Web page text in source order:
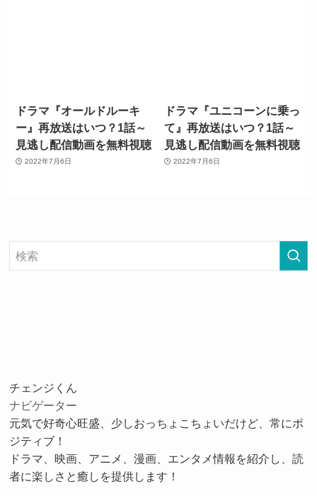
ドラマ『オールドルーキ
ー』再放送はいつ？1話～
見逃し配信動画を無料視聴
2022年7月6日
ドラマ『ユニコーンに乗っ
て』再放送はいつ？1話～
見逃し配信動画を無料視聴
2022年7月6日
チェンジくん
ナビゲーター
元気で好奇心旺盛、少しおっちょこちょいだけど、常にポ
ジティブ！
ドラマ、映画、アニメ、漫画、エンタメ情報を紹介し、読
者に楽しさと癒しを提供します！